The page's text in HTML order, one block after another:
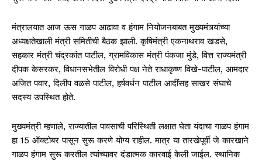
मंत्रालयात आज ऊस गाळप आढावा व हंगाम नियोजनबाबत मुख्यमंत्र्यांच्या
अध्यक्षतेखाली मंत्री समितीची बैठक झाली. कृषिमंत्री एकनाथराव खडसे,
सहकार मंत्री चंद्रकांत पाटील, ग्रामविकास मंत्री पंकजा मुंडे, वित्त राज्यमंत्री
दीपक केसरकर, विधानसभेतील विरोधी पक्ष नेते राधाकृष्ण विखे-पाटील, आमदार
अजित पवार, दिलीप वळसे पाटील, हर्षवर्धन पाटील आदींसह साखर संघाचे
सदस्य उपस्थित होते.
मुख्यमंत्री म्हणाले, राज्यातील पावसाची परिस्थिती लक्षात घेता यंदाचा गाळप हंगाम
हा 15 ऑक्टोबर पासून सुरू करणे योग्य राहील. मात्र या तारखेपूर्वी जे कारखाने
गाळप हंगाम सुरू करतील त्यांच्यावर दंडात्मक कारवाई केली जाईल. स्थानिक